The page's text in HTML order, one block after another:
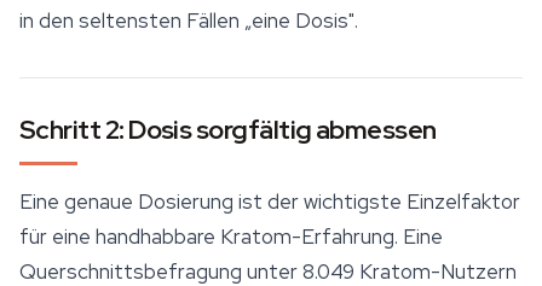
in den seltensten Fällen „eine Dosis".
Schritt 2: Dosis sorgfältig abmessen
Eine genaue Dosierung ist der wichtigste Einzelfaktor
für eine handhabbare Kratom-Erfahrung. Eine
Querschnittsbefragung unter 8.049 Kratom-Nutzern